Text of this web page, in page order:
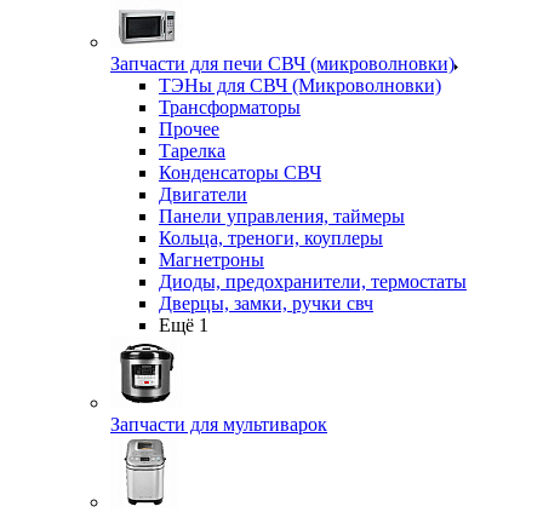
Запчасти для печи СВЧ (микроволновки)
ТЭНы для СВЧ (Микроволновки)
Трансформаторы
Прочее
Тарелка
Конденсаторы СВЧ
Двигатели
Панели управления, таймеры
Кольца, треноги, коуплеры
Магнетроны
Диоды, предохранители, термостаты
Дверцы, замки, ручки свч
Ещё 1
Запчасти для мультиварок